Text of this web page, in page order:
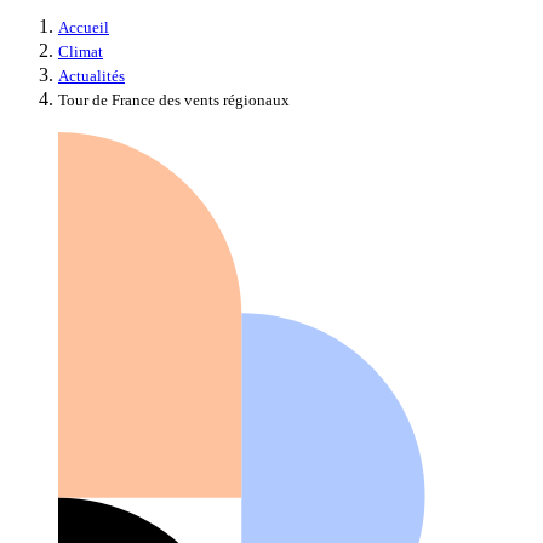
Accueil
Climat
Actualités
Tour de France des vents régionaux